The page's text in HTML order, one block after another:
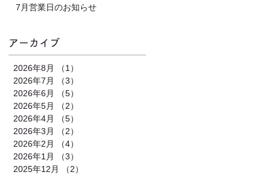
7月営業日のお知らせ
アーカイブ
2026年8月 （1）
2026年7月
（3）
2026年6月
（5）
2026年5月
（2）
2026年4月
（5）
2026年3月
（2）
2026年2月
（4）
2026年1月
（3）
2025年12月
（2）